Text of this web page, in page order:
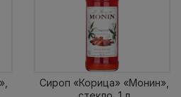
Сироп «Корица» «Монин»,